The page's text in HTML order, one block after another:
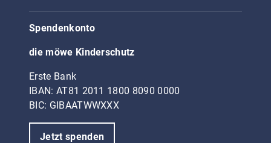
Spendenkonto
die möwe Kinderschutz
Erste Bank
IBAN: AT81 2011 1800 8090 0000
BIC: GIBAATWWXXX
Jetzt spenden